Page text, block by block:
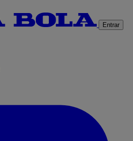
Entrar